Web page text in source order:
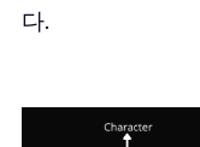
다.